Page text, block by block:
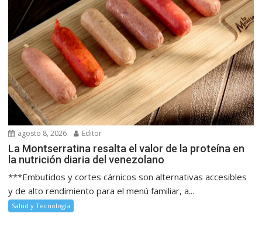
agosto 8, 2026 Editor
La Montserratina resalta el valor de la proteína en
la nutrición diaria del venezolano
***Embutidos y cortes cárnicos son alternativas accesibles
y de alto rendimiento para el menú familiar, a...
Salud y Tecnología